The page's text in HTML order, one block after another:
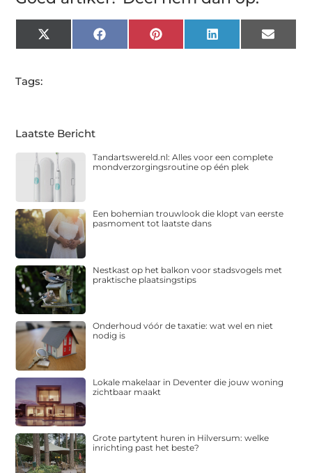
X
(Twitter)
FacebookPinterest LinkedIn Email
Tags:
Laatste Bericht
Tandartswereld.nl: Alles voor een complete
mondverzorgingsroutine op één plek
Een bohemian trouwlook die klopt van eerste
pasmoment tot laatste dans
Nestkast op het balkon voor stadsvogels met
praktische plaatsingstips
Onderhoud vóór de taxatie: wat wel en niet
nodig is
Lokale makelaar in Deventer die jouw woning
zichtbaar maakt
Grote partytent huren in Hilversum: welke
inrichting past het beste?